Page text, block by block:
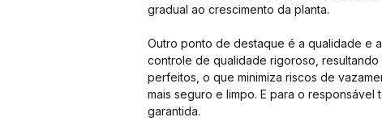
gradual ao crescimento da planta.
Outro ponto de destaque é a qualidade e
controle de qualidade rigoroso,
perfeitos, o que minimiza riscos de
mais seguro e limpo. E para o
garantida.